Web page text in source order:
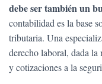
debe ser también un
contabilidad es la base
tributaria. Una
derecho laboral, dada la
y cotizaciones a la